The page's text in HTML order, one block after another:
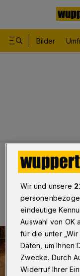
Bilder
Lokales
Bilderstrecke
Kontrolle an
Wir und unsere
eindeutige
Auswahl von OK
für die unter
Daten, um Ihnen
Zwecke. Durch
Widerruf Ihrer